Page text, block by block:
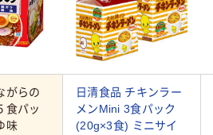
がらの
パッ
味
日清食品 チキンラー
メンMini 3食パック
(20g×3食) ミニサイ